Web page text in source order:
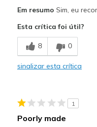
Breathe Well
Comfortable
Em resumo Sim, eu
Esta crítica foi útil?
8 0
sinalizar esta crítica
1
Poorly made